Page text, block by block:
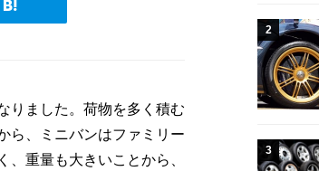
りました。荷物を多く積む
ら、ミニバンはファミリー
重量も大きいことから、
2
3